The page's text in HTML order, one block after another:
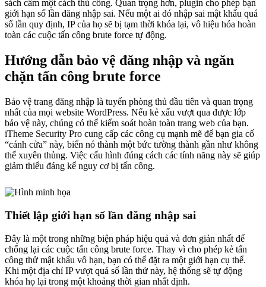
sách cấm một cách thủ công. Quan trọng hơn, plugin cho phép bạn
giới hạn số lần đăng nhập sai. Nếu một ai đó nhập sai mật khẩu quá
số lần quy định, IP của họ sẽ bị tạm thời khóa lại, vô hiệu hóa hoàn
toàn các cuộc tấn công brute force tự động.
Hướng dẫn bảo vệ đăng nhập và ngăn
chặn tấn công brute force
Bảo vệ trang đăng nhập là tuyến phòng thủ đầu tiên và quan trọng
nhất của mọi website WordPress. Nếu kẻ xấu vượt qua được lớp
bảo vệ này, chúng có thể kiểm soát hoàn toàn trang web của bạn.
iTheme Security Pro cung cấp các công cụ mạnh mẽ để bạn gia cố
“cánh cửa” này, biến nó thành một bức tường thành gần như không
thể xuyên thủng. Việc cấu hình đúng cách các tính năng này sẽ giúp
giảm thiểu đáng kể nguy cơ bị tấn công.
Thiết lập giới hạn số lần đăng nhập sai
Đây là một trong những biện pháp hiệu quả và đơn giản nhất để
chống lại các cuộc tấn công brute force. Thay vì cho phép kẻ tấn
công thử mật khẩu vô hạn, bạn có thể đặt ra một giới hạn cụ thể.
Khi một địa chỉ IP vượt quá số lần thử này, hệ thống sẽ tự động
khóa họ lại trong một khoảng thời gian nhất định.